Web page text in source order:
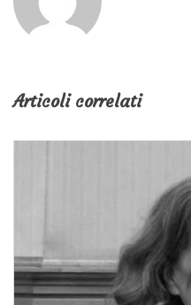
Articoli correlati